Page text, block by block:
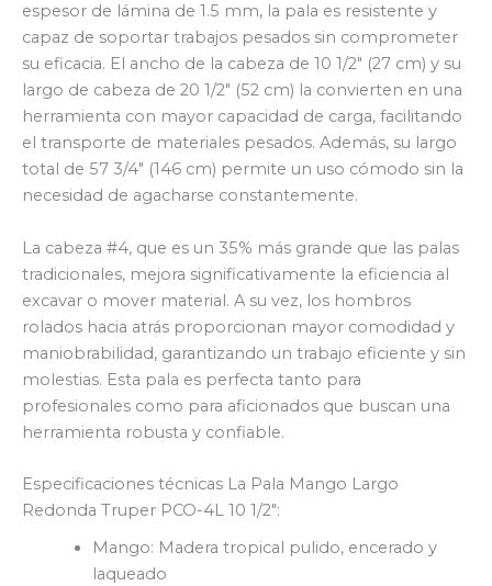
espesor de lámina de 1.5 mm, la pala es resistente y
capaz de soportar trabajos pesados sin comprometer
su eficacia. El ancho de la cabeza de 10 1/2″ (27 cm) y su
largo de cabeza de 20 1/2″ (52 cm) la convierten en una
herramienta con mayor capacidad de carga, facilitando
el transporte de materiales pesados. Además, su largo
total de 57 3/4″ (146 cm) permite un uso cómodo sin la
necesidad de agacharse constantemente.
La cabeza #4, que es un 35% más grande que las palas
tradicionales, mejora significativamente la eficiencia al
excavar o mover material. A su vez, los hombros
rolados hacia atrás proporcionan mayor comodidad y
maniobrabilidad, garantizando un trabajo eficiente y sin
molestias. Esta pala es perfecta tanto para
profesionales como para aficionados que buscan una
herramienta robusta y confiable.
Especificaciones técnicas La Pala Mango Largo
Redonda Truper PCO-4L 10 1/2″:
Mango: Madera tropical pulido, encerado y
laqueado